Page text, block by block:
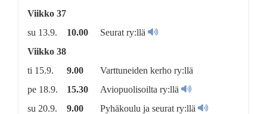
Viikko 37
su 13.9.
10.00
Seurat ry:llä
Viikko 38
ti 15.9.
9.00
Varttuneiden kerho ry:llä
pe 18.9.
15.30
Aviopuolisoilta ry:llä
su 20.9.
9.00
Pyhäkoulu ja seurat ry:llä